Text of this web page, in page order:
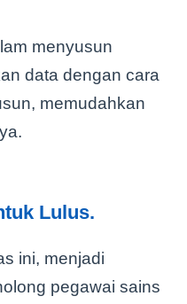
menyusun
data dengan cara
memudahkan
Lulus.
ini, menjadi
pegawai sains